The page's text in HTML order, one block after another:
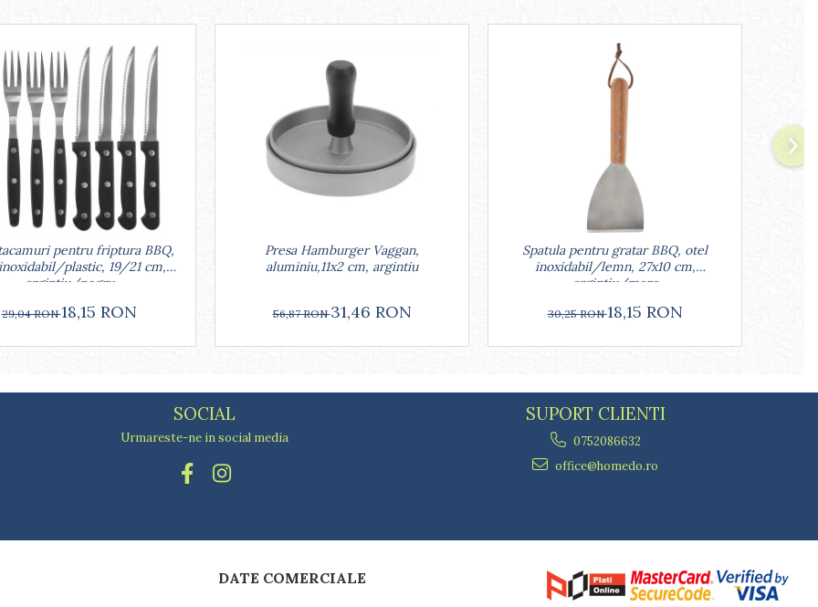
pentru friptura BBQ,
plastic, 19/21 cm,
argintiu/negru
29,04 RON18,15 RON
Presa Hamburger Vaggan,
aluminiu,11x2 cm, argintiu
56,87 RON31,46 RON
Spatula pentru gratar BBQ, otel
inoxidabil/lemn, 27x10 cm,
argintiu/maro
30,25 RON18,15 RON
SOCIAL
Urmareste-ne in social media
SUPORT CLIENTI
0752086632
office@homedo.ro
DATE COMERCIALE